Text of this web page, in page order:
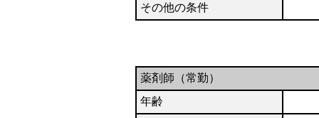
その他の条件
薬剤師（常勤）
年齢